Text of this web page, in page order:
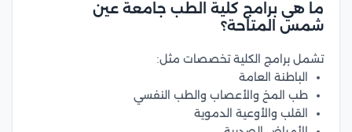
ما هي برامج كلية الطب جامعة عين
شمس المتاحة؟
تشمل برامج الكلية تخصصات مثل:
الباطنة العامة
طب المخ والأعصاب والطب النفسي
القلب والأوعية الدموية